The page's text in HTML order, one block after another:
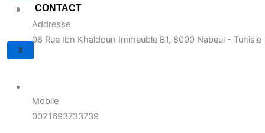
CONTACT
X
Addresse
06 Rue Ibn Khaldoun Immeuble B1, 8000 Nabeul - Tunisie
Mobile
0021693733739